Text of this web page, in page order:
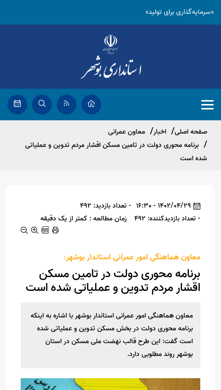
«سرمایه‌گذاری برای تولید»
صفحه اصلی اخبار
معاون عمرانی
برنامه محوری دولت در تامین مسکن اقشار مردم تدوین و عملیاتی
شده است
1402/04/29 - 16:30
- تعداد بازدید: 492
- تعداد بازدیدکننده: 492
زمان مطالعه : کمتر از یک دقیقه
معاون هماهنگی امور عمرانی استاندار بوشهر:
برنامه محوری دولت در تامین مسکن
اقشار مردم تدوین و عملیاتی شده است
معاون هماهنگی امور عمرانی استاندار بوشهر با اشاره به اینکه
برنامه محوری دولت در بخش مسکن تدوین و عملیاتی شده
است گفت: این طرح قالب نهضت ملی مسکن در استان
بوشهر روند مطلوبی دارد.